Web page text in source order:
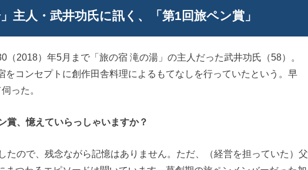
主人・武井功氏に訊く、「第1回旅ペン賞」
（2018）年5月まで「旅の宿 滝の湯」の主人だった武井功氏（58）。
をコンセプトに創作田舎料理によるもてなしを行っていたという。早
った。
、憶えていらっしゃいますか？
たので、残念ながら記憶はありません。ただ、（経営を担っていた）父